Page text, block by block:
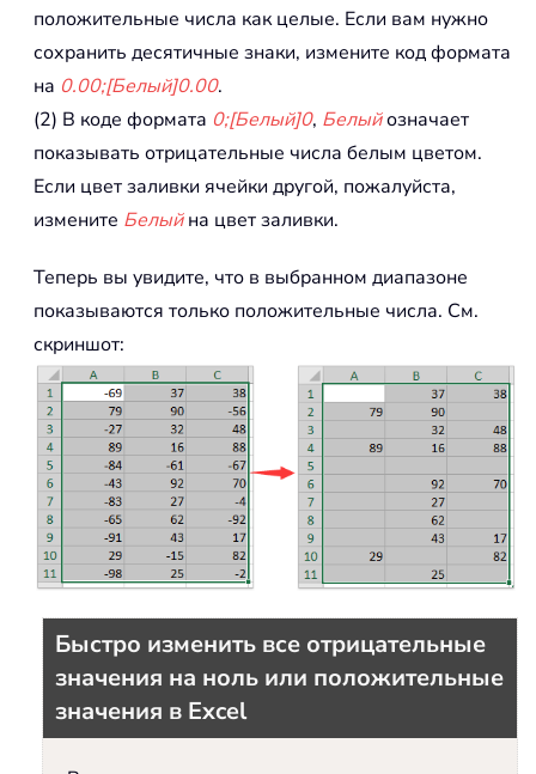
положительные числа как целые. Если вам нужно
сохранить десятичные знаки, измените код формата
на 0.00;[Белый]0.00.
(2) В коде формата 0;[Белый]0, Белыйозначает
показывать отрицательные числа белым цветом.
Если цвет заливки ячейки другой, пожалуйста,
измените Белыйна цвет заливки.
Теперь вы увидите, что в выбранном диапазоне
показываются только положительные числа. См.
скриншот:
Быстро изменить все отрицательные
значения на ноль или положительные
значения в Excel